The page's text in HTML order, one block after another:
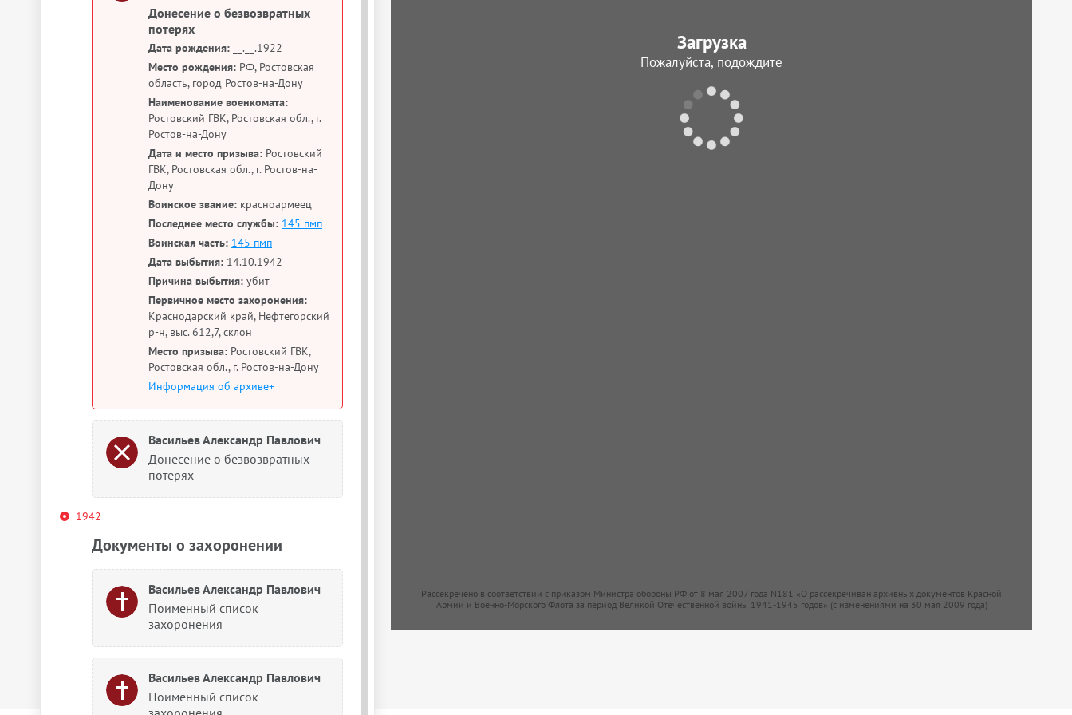
Донесение о безвозвратных
потерях
Дата рождения: __.__.1922
Место рождения: РФ, Ростовская
область, город Ростов-на-Дону
Наименование военкомата:
Ростовский ГВК, Ростовская обл., г.
Ростов-на-Дону
Дата и место призыва: Ростовский
ГВК, Ростовская обл., г. Ростов-на-
Дону
Воинское звание: красноармеец
Последнее место службы: 145 пмп
Воинская часть: 145 пмп
Дата выбытия: 14.10.1942
Причина выбытия: убит
Первичное место захоронения:
Краснодарский край, Нефтегорский
р-н, выс. 612,7, склон
Место призыва: Ростовский ГВК,
Ростовская обл., г. Ростов-на-Дону
Информация об архиве+
Васильев Александр Павлович
Донесение о безвозвратных
потерях
1942
Документы о захоронении
Васильев Александр Павлович
Поименный список
захоронения
Васильев Александр Павлович
Поименный список
Рассекречено в соответствии с приказом Министра обороны РФ от 8 мая 2007 года N181 «О рассекречиван архивных документов Красной
Армии и Военно-Морского Флота за период Великой Отечественной войны 1941-1945 годов» (с изменениями на 30 мая 2009 года)
Загрузка
Пожалуйста, подождите